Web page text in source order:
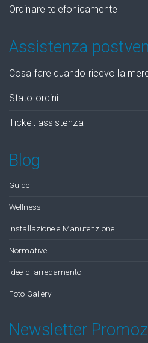
Ordinare telefonicamente
Assistenza
Cosa fare quando ricevo la
Stato ordini
Ticket assistenza
Blog
Guide
Wellness
Installazione e Manutenzione
Normative
Idee di arredamento
Foto Gallery
Newsletter